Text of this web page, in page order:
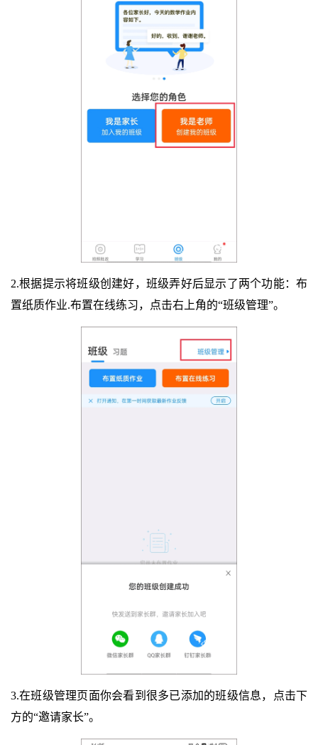
2.根据提示将班级创建好，班级弄好后显示了两个功能：布
置纸质作业.布置在线练习，点击右上角的“班级管理”。
3.在班级管理页面你会看到很多已添加的班级信息，点击下
方的“邀请家长”。